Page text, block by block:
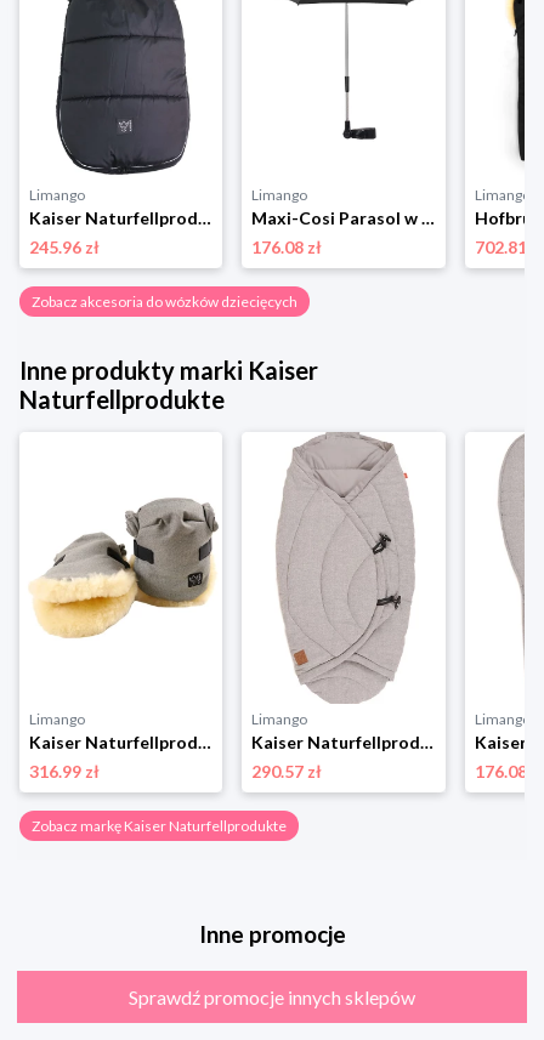
Limango
Kaiser Naturfellprodukte Śpiworek termiczny "Lukky" w kolorze czarnym - 105 x 45 cm rozmiar: onesize
245.96 zł
Limango
Maxi-Cosi Parasol w kolorze czarnym do wózka rozmiar: onesize
176.08 zł
Limango
702.81 zł
Zobacz akcesoria do wózków dziecięcych
Inne produkty marki Kaiser
Naturfellprodukte
Limango
Kaiser Naturfellprodukte Ogrzewacz wełniany "Olly" w kolorze szarym do rąk rozmiar: onesize
316.99 zł
Limango
Kaiser Naturfellprodukte Becik "Charly" w kolorze jasnoszarym - 80 x 40 cm rozmiar: onesize
290.57 zł
Limango
176.08 zł
Zobacz markę Kaiser Naturfellprodukte
Inne promocje
Sprawdź promocje innych sklepów